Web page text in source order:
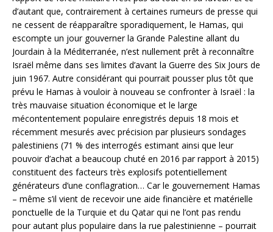
d’autant que, contrairement à certaines rumeurs de presse qui
ne cessent de réapparaître sporadiquement, le Hamas, qui
escompte un jour gouverner la Grande Palestine allant du
Jourdain à la Méditerranée, n’est nullement prêt à reconnaître
Israël même dans ses limites d’avant la Guerre des Six Jours de
juin 1967. Autre considérant qui pourrait pousser plus tôt que
prévu le Hamas à vouloir à nouveau se confronter à Israël : la
très mauvaise situation économique et le large
mécontentement populaire enregistrés depuis 18 mois et
récemment mesurés avec précision par plusieurs sondages
palestiniens (71 % des interrogés estimant ainsi que leur
pouvoir d’achat a beaucoup chuté en 2016 par rapport à 2015)
constituent des facteurs très explosifs potentiellement
générateurs d’une conflagration… Car le gouvernement Hamas
– même s’il vient de recevoir une aide financière et matérielle
ponctuelle de la Turquie et du Qatar qui ne l’ont pas rendu
pour autant plus populaire dans la rue palestinienne – pourrait